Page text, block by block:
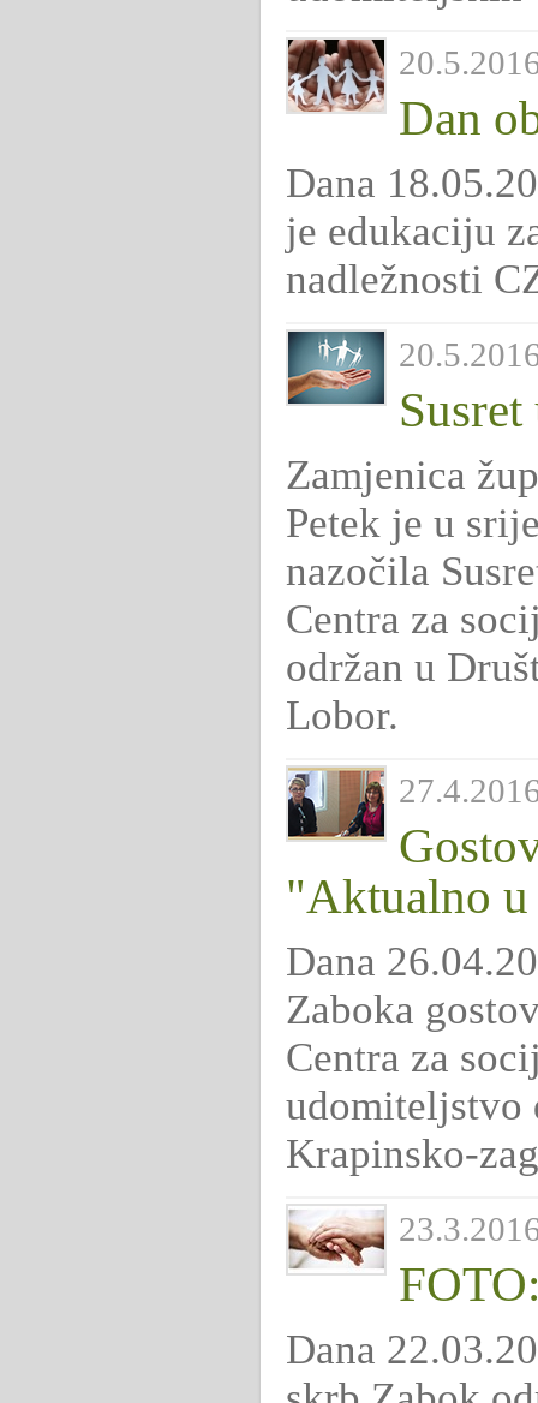
Dan
Dana
je edukaciju
nadležnosti
Zamjenica
Petek je u
nazočila
Centra za
održan u
Lobor.
"Aktualno
Dana
Zaboka
Centra za
udomiteljstvo
Krapinsko-
Dana